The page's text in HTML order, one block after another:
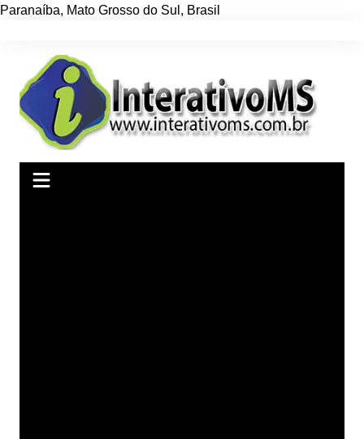
Paranaíba, Mato Grosso do Sul , Brasil
conteúdo